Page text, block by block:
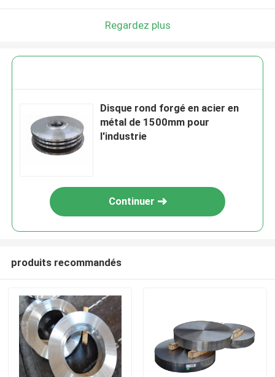
Regardez plus
Disque rond forgé en acier en
métal de 1500mm pour
l'industrie
Continuer
produits recommandés